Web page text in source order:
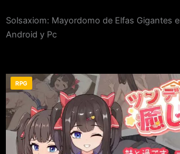
Solsaxiom: Mayordomo de Elfas Gigantes
Android y Pc
RPG